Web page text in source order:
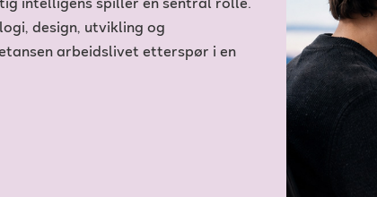
intelligens spiller en sentral rolle.
design, utvikling og
arbeidslivet etterspør i en